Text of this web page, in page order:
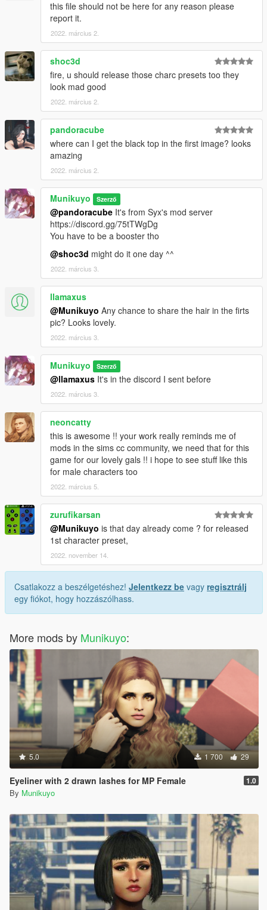
this file should not be here for any reason please
report it.
2022. március 2.
shoc3d
fire, u should release those charc presets too they
look mad good
2022. március 2.
pandoracube
where can I get the black top in the first image? looks
amazing
2022. március 2.
Munikuyo Szerző
@pandoracube It's from Syx's mod server
https://discord.gg/75tTWgDg
You have to be a booster tho
@shoc3d might do it one day ^^
2022. március 3.
llamaxus
@Munikuyo Any chance to share the hair in the firts
pic? Looks lovely.
2022. március 3.
Munikuyo Szerző
@llamaxus It's in the discord I sent before
2022. március 3.
neoncatty
this is awesome !! your work really reminds me of
mods in the sims cc community, we need that for this
game for our lovely gals !! i hope to see stuff like this
for male characters too
2022. március 5.
zurufikarsan
@Munikuyo is that day already come ? for released
1st character preset,
2022. november 14.
Csatlakozz a beszélgetéshez! Jelentkezz be vagy regisztrálj
egy fiókot, hogy hozzászólhass.
More mods by Munikuyo:
5.0 1 700 29
Eyeliner with 2 drawn lashes for MP Female 1.0
By Munikuyo